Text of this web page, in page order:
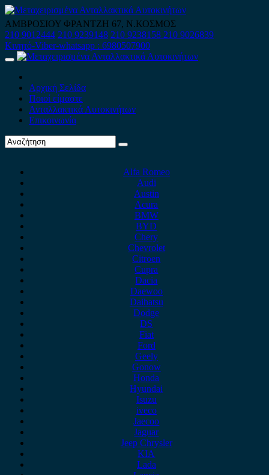
Skip
to
content
ΑΜΒΡΟΣΙΟΥ ΦΡΑΝΤΖΗ 67, Ν.ΚΟΣΜΟΣ
210 9012444 210 9239148 210 9238158 210 9026839
Κινητό-Viber-whatsapp : 6980507900
Primary
Αρχική Σελίδα
Ποιοί είμαστε
Ανταλλακτικά Αυτοκινήτων
Επικοινωνία
Alfa Romeo
Audi
Austin
Acura
BMW
BYD
Chery
Chevrolet
Citroen
Cupra
Dacia
Daewoo
Daihatsu
Dodge
DS
Fiat
Ford
Geely
Gonow
Honda
Hyundai
Isuzu
iveco
Jaecoo
Jaguar
Jeep Chrysler
KIA
Lada